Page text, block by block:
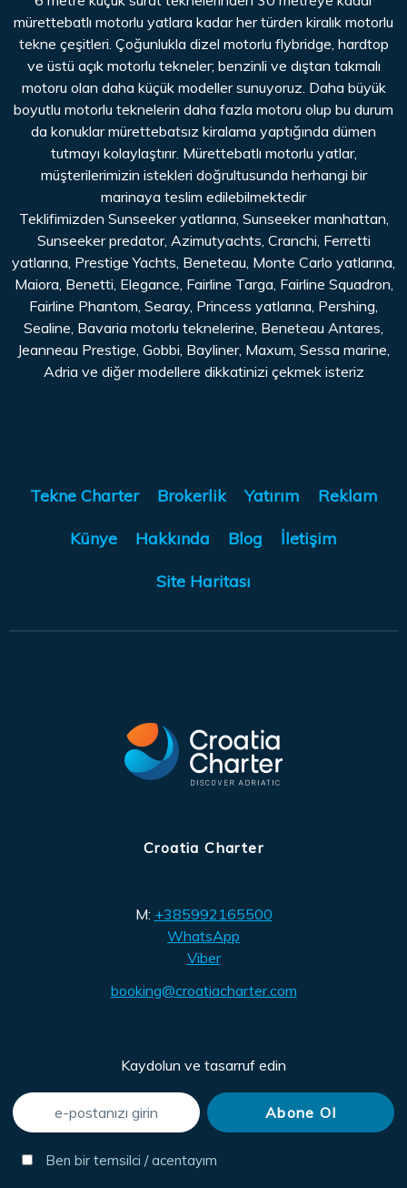
mürettebatlı motorlu yatlara kadar her türden kiralık motorlu
tekne çeşitleri. Çoğunlukla dizel motorlu flybridge, hardtop
ve üstü açık motorlu tekneler; benzinli ve dıştan takmalı
motoru olan daha küçük modeller sunuyoruz. Daha büyük
boyutlu motorlu teknelerin daha fazla motoru olup bu durum
da konuklar mürettebatsız kiralama yaptığında dümen
tutmayı kolaylaştırır. Mürettebatlı motorlu yatlar,
müşterilerimizin istekleri doğrultusunda herhangi bir
marinaya teslim edilebilmektedir
Teklifimizden Sunseeker yatlarına, Sunseeker manhattan,
Sunseeker predator, Azimutyachts, Cranchi, Ferretti
yatlarına, Prestige Yachts, Beneteau, Monte Carlo yatlarına,
Maiora, Benetti, Elegance, Fairline Targa, Fairline Squadron,
Fairline Phantom, Searay, Princess yatlarına, Pershing,
Sealine, Bavaria motorlu teknelerine, Beneteau Antares,
Jeanneau Prestige, Gobbi, Bayliner, Maxum, Sessa marine,
Adria ve diğer modellere dikkatinizi çekmek isteriz
Tekne Charter Brokerlik Yatırım Reklam
Künye Hakkında Blog İletişim
Site Haritası
Croatia Charter
M: +385992165500
WhatsApp
Viber
booking@croatiacharter.com
Kaydolun ve tasarruf edin
Ben bir temsilci / acentayım